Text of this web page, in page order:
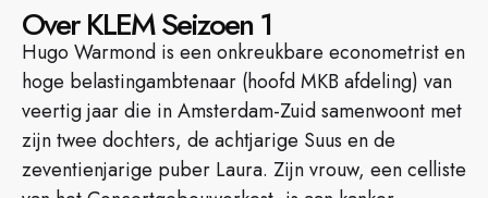
Over KLEM Seizoen 1
Hugo Warmond is een onkreukbare econometrist en
hoge belastingambtenaar (hoofd MKB afdeling) van
veertig jaar die in Amsterdam-Zuid samenwoont met
zijn twee dochters, de achtjarige Suus en de
zeventienjarige puber Laura. Zijn vrouw, een celliste